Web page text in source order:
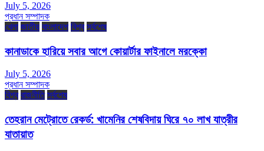
July 5, 2026
প্রধান সম্পাদক
খেলা জাতীয় বাংলাদেশ বিশ্ব সর্বশেষ
কানাডাকে হারিয়ে সবার আগে কোয়ার্টার ফাইনালে মরক্কো
July 5, 2026
প্রধান সম্পাদক
বিশ্ব রাজনীতি সর্বশেষ
তেহরান মেট্রোতে রেকর্ড: খামেনির শেষবিদায় ঘিরে ৭০ লাখ যাত্রীর
যাতায়াত